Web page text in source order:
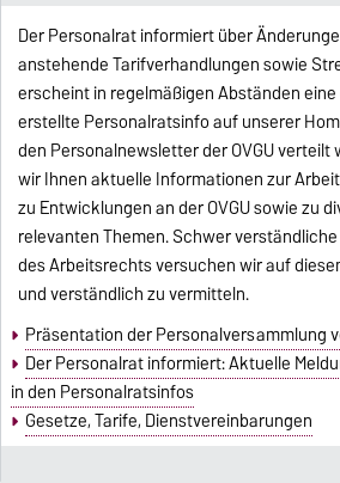
Der Personalrat informiert über
anstehende Tarifverhandlungen sowie
erscheint in regelmäßigen Abständen
erstellte Personalratsinfo auf unserer
den Personalnewsletter der OVGU verteilt
wir Ihnen aktuelle Informationen zur
zu Entwicklungen an der OVGU sowie zu
relevanten Themen. Schwer
des Arbeitsrechts versuchen wir auf
und verständlich zu vermitteln.
Präsentation der Personalversammlung
Der Personalrat informiert: Aktuelle
in den Personalratsinfos
Gesetze, Tarife, Dienstvereinbarungen